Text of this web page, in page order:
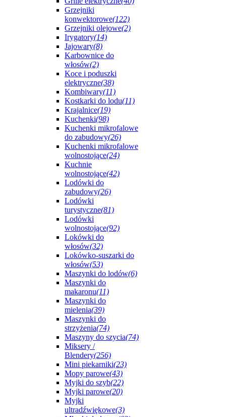
Grzejniki
konwektorowe(122)
Grzejniki olejowe(2)
Irygatory(14)
Jajowary(8)
Karbownice do
włosów(2)
Koce i poduszki
elektryczne(38)
Kombiwary(11)
Kostkarki do lodu(11)
Krajalnice(19)
Kuchenki(98)
Kuchenki mikrofalowe
do zabudowy(26)
Kuchenki mikrofalowe
wolnostojące(24)
Kuchnie
wolnostojące(42)
Lodówki do
zabudowy(26)
Lodówki
turystyczne(81)
Lodówki
wolnostojące(92)
Lokówki do
włosów(32)
Lokówko-suszarki do
włosów(53)
Maszynki do lodów(6)
Maszynki do
makaronu(11)
Maszynki do
mielenia(39)
Maszynki do
strzyżenia(74)
Maszyny do szycia(74)
Miksery /
Blendery(256)
Mini piekarniki(23)
Mopy parowe(43)
Myjki do szyb(22)
Myjki parowe(20)
Myjki
ultradźwiękowe(3)